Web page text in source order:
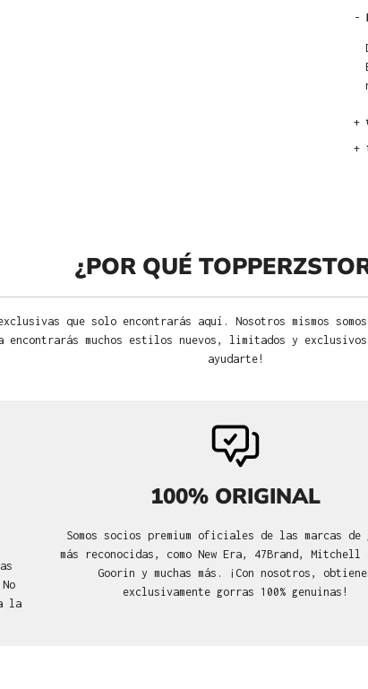
-
+
+
¿POR QUÉ
que solo encontrarás aquí. Nosotros mismos
encontrarás muchos estilos nuevos, limitados y
ayudarte!
la
100% ORIGINAL
Somos socios premium oficiales de las marcas de
más reconocidas, como New Era, 47Brand, Mitchell
Goorin y muchas más. ¡Con nosotros,
exclusivamente gorras 100% genuinas!